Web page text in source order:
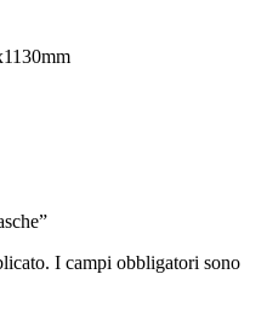
I campi obbligatori sono